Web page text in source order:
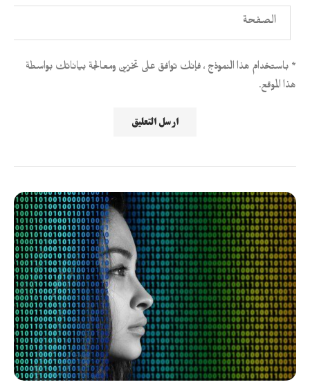
* باستخدام هذا النموذج ، فإنك توافق على تخزين ومعالجة بياناتك بواسطة
هذا الموقع.